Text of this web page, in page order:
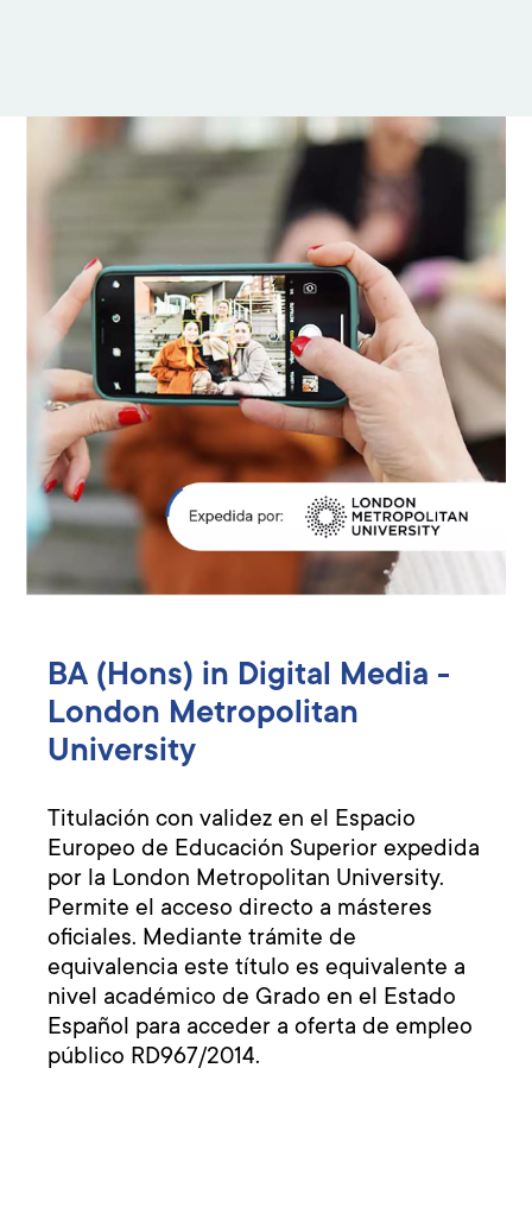
BA (Hons) in Digital Media -
London Metropolitan
University
Titulación con validez en el Espacio
Europeo de Educación Superior expedida
por la London Metropolitan University.
Permite el acceso directo a másteres
oficiales. Mediante trámite de
equivalencia este título es equivalente a
nivel académico de Grado en el Estado
Español para acceder a oferta de empleo
público RD967/2014.